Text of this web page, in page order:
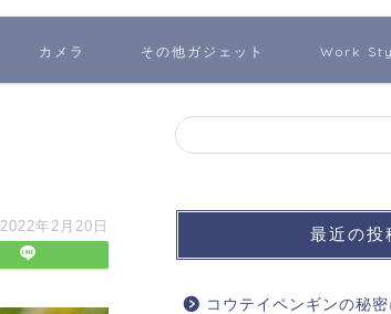
カメラ その他ガジェット Work
2022年2月20日 最近の投
コウテイペンギンの秘